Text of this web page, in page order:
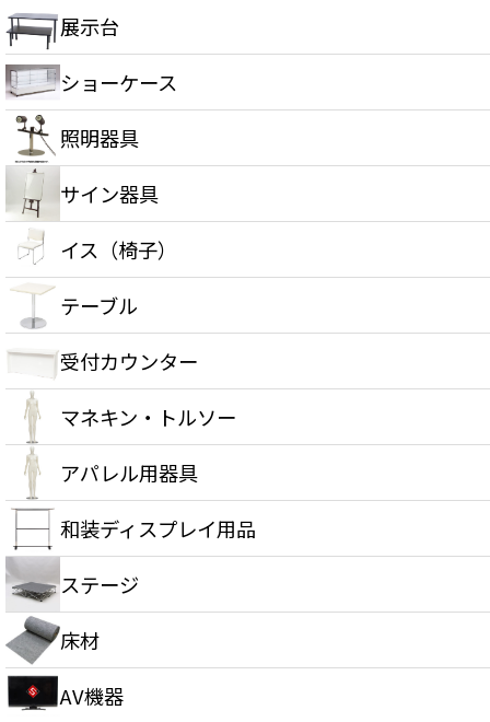
展示台
ショーケース
照明器具
サイン器具
イス（椅子）
テーブル
受付カウンター
マネキン・トルソー
アパレル用器具
和装ディスプレイ用品
ステージ
床材
AV機器